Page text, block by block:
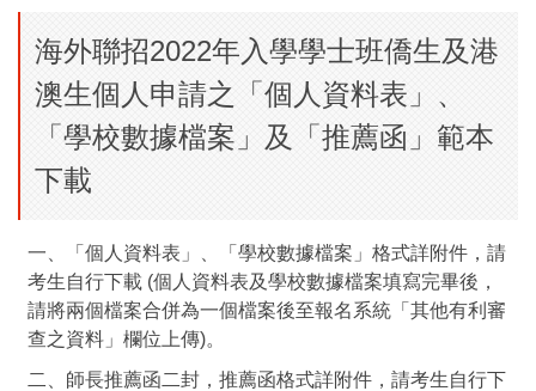
海外聯招2022年入學學士班僑生及港
澳生個人申請之「個人資料表」、
「學校數據檔案」及「推薦函」範本
下載
一、「個人資料表」、「學校數據檔案」格式詳附件，請
考生自行下載 (個人資料表及學校數據檔案填寫完畢後，
請將兩個檔案合併為一個檔案後至報名系統「其他有利審
查之資料」欄位上傳)。
二、師長推薦函二封，推薦函格式詳附件，請考生自行下